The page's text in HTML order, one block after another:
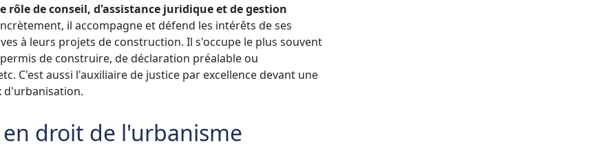
rôle de conseil, d'assistance juridique et de gestion
il accompagne et défend les intérêts de ses
à leurs projets de construction. Il s'occupe le plus souvent
de construire, de déclaration préalable ou
C'est aussi l'auxiliaire de justice par excellence devant une
d'urbanisation.
droit de l'urbanisme